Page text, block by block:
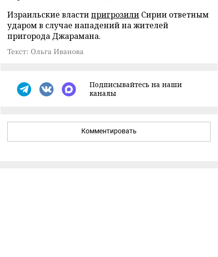
Израильские властипригрозили Сирии ответным
ударом в случае нападений на жителей
пригорода Джарамана.
Текст: Ольга Иванова
Подписывайтесь на наши
каналы
Комментировать